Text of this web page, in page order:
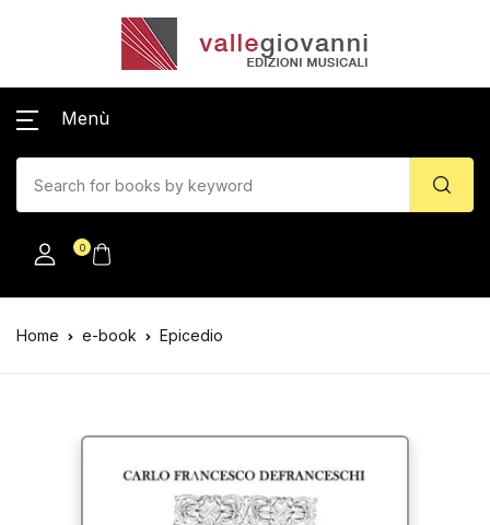
Menù
0
Home e-book Epicedio